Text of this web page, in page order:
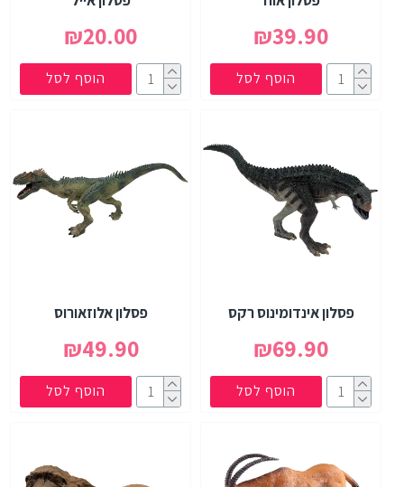
₪39.90
הוסף לסל
₪20.00
הוסף לסל
פסלון אינדומינוס רקס
₪69.90
הוסף לסל
פסלון אלוזאורוס
₪49.90
הוסף לסל